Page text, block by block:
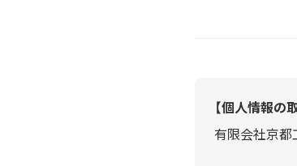
【個人情報の
有限会社京都